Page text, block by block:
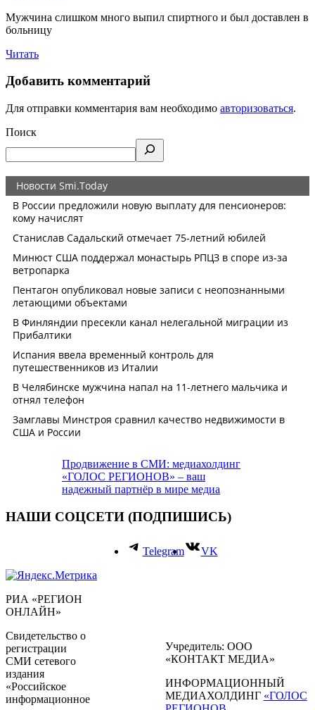
Мужчина слишком много выпил спиртного и был доставлен в
больницу
Читать
Добавить комментарий
Для отправки комментария вам необходимо авторизоваться.
Поиск
Продвижение в СМИ: медиахолдинг
«ГОЛОС РЕГИОНОВ» – ваш
надежный партнёр в мире медиа
НАШИ СОЦСЕТИ (ПОДПИШИСЬ)
Telegram VK
РИА «РЕГИОН
ОНЛАЙН»
Свидетельство о
регистрации
СМИ сетевого
издания
«Российское
информационное
Учредитель: ООО
«КОНТАКТ МЕДИА»
ИНФОРМАЦИОННЫЙ
МЕДИАХОЛДИНГ «ГОЛОС